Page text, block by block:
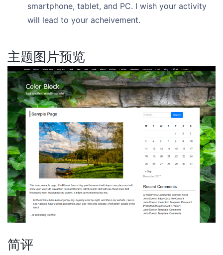
smartphone, tablet, and PC. I wish your activity
will lead to your acheivement.
主题图片预览
简评